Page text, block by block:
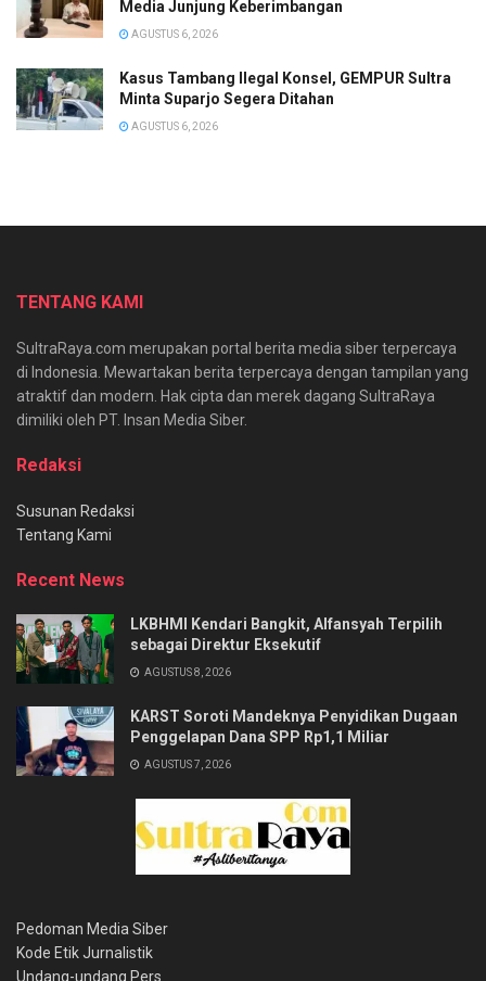
Media Junjung Keberimbangan
AGUSTUS 6, 2026
Kasus Tambang Ilegal Konsel, GEMPUR Sultra
Minta Suparjo Segera Ditahan
AGUSTUS 6, 2026
TENTANG KAMI
SultraRaya.com merupakan portal berita media siber terpercaya
di Indonesia. Mewartakan berita terpercaya dengan tampilan yang
atraktif dan modern. Hak cipta dan merek dagang SultraRaya
dimiliki oleh PT. Insan Media Siber.
Redaksi
Susunan Redaksi
Tentang Kami
Recent News
LKBHMI Kendari Bangkit, Alfansyah Terpilih
sebagai Direktur Eksekutif
AGUSTUS 8, 2026
KARST Soroti Mandeknya Penyidikan Dugaan
Penggelapan Dana SPP Rp1,1 Miliar
AGUSTUS 7, 2026
Pedoman Media Siber
Kode Etik Jurnalistik
Undang-undang Pers